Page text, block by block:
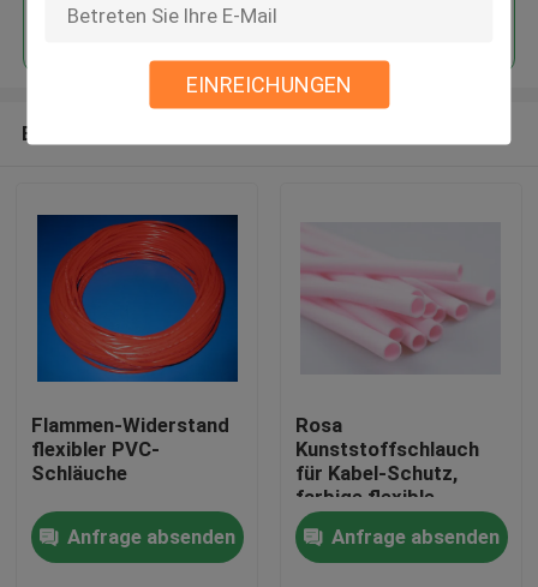
EINREICHUNGEN
Fortsetzen
Empfohlene Produkte
Flammen-Widerstand
flexibler PVC-
Schläuche
Anfrage absenden
Rosa
Kunststoffschlauch
für Kabel-Schutz,
farbige flexible
Kunststoffschlauch-
FabrikAnfrage absenden